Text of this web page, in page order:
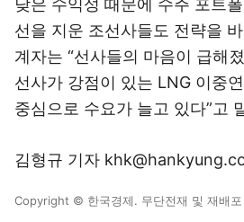
낮은 수익성 때문에 수주 포트
선을 지운 조선사들도 전략을
계자는 “선사들의 마음이 급해
선사가 강점이 있는 LNG 이중
중심으로 수요가 늘고 있다”고
김형규 기자
Copyright © 한국경제. 무단전재 및 재배포